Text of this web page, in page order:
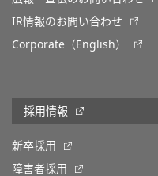
IR情報のお問い合わせ
Corporate（English）
採用情報
新卒採用
障害者採用